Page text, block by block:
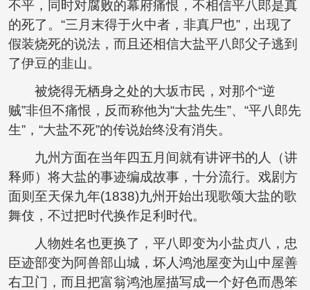
不平，同时对腐败的幕府痛恨，不相信平八郎是真
的死了。“三月末得于火中者，非真尸也”，出现了
假装烧死的说法，而且还相信大盐平八郎父子逃到
了伊豆的韭山。
被烧得无栖身之处的大坂市民，对那个“逆
贼”非但不痛恨，反而称他为“大盐先生”、“平八郎先
生”，“大盐不死”的传说始终没有消失。
九州方面在当年四五月间就有讲评书的人（讲
释师）将大盐的事迹编成故事，十分流行。戏剧方
面则至天保九年(1838)九州开始出现歌颂大盐的歌
舞伎，不过把时代换作足利时代。
人物姓名也更换了，平八即变为小盐贞八，忠
臣迹部变为阿兽部山城，坏人鸿池屋变为山中屋善
右卫门，而且把富翁鸿池屋描写成一个好色而愚笨